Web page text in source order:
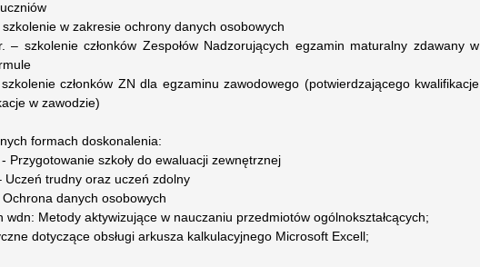
w zakresie ochrony danych osobowych
– szkolenie członków Zespołów Nadzorujących egzamin maturalny zdawany w
członków ZN dla egzaminu zawodowego (potwierdzającego kwalifikacje
w zawodzie)
formach doskonalenia:
Przygotowanie szkoły do ewaluacji zewnętrznej
Uczeń trudny oraz uczeń zdolny
danych osobowych
wdn: Metody aktywizujące w nauczaniu przedmiotów ogólnokształcących;
dotyczące obsługi arkusza kalkulacyjnego Microsoft Excell;